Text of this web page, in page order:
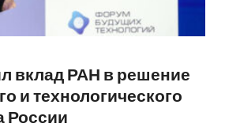
вклад РАН в решение
и технологического
России